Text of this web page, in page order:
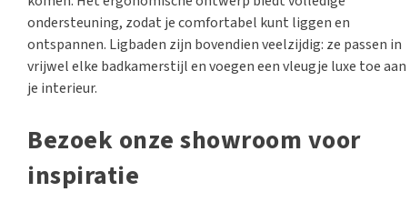
ondersteuning, zodat je comfortabel kunt liggen en
ontspannen. Ligbaden zijn bovendien veelzijdig: ze passen in
vrijwel elke badkamerstijl en voegen een vleugje luxe toe aan
je interieur.
Bezoek onze showroom voor
inspiratie